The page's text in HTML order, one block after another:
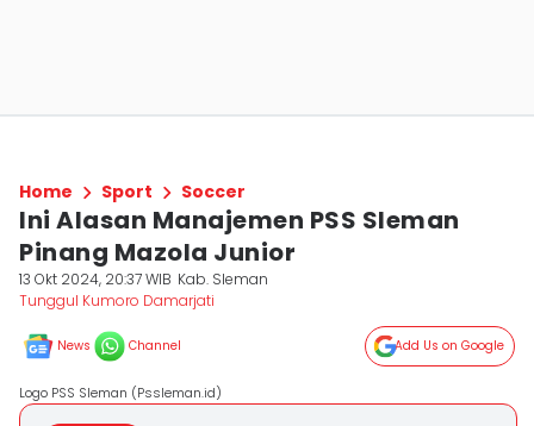
Home Sport Soccer
Ini Alasan Manajemen PSS Sleman
Pinang Mazola Junior
13 Okt 2024, 20:37 WIB Kab. Sleman
Tunggul Kumoro Damarjati
News Channel Add Us on Google
Logo PSS Sleman (Pssleman.id)